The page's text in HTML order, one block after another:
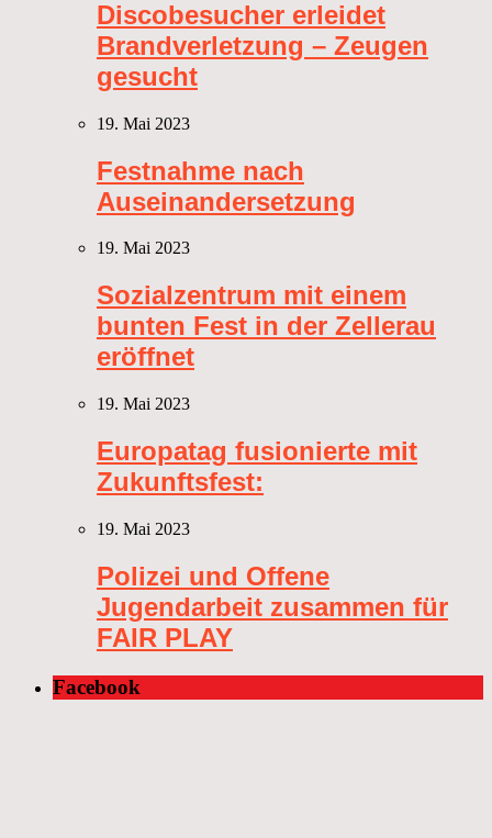
Discobesucher erleidet
Brandverletzung – Zeugen
gesucht
19. Mai 2023
Festnahme nach
Auseinandersetzung
19. Mai 2023
Sozialzentrum mit einem
bunten Fest in der Zellerau
eröffnet
19. Mai 2023
Europatag fusionierte mit
Zukunftsfest:
19. Mai 2023
Polizei und Offene
Jugendarbeit zusammen für
FAIR PLAY
Facebook